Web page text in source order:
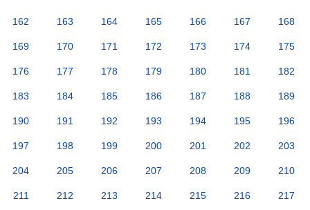
162 163 164 165 166 167 168
169 170 171 172 173 174 175
176 177 178 179 180 181 182
183 184 185 186 187 188 189
190 191 192 193 194 195 196
197 198 199 200 201 202 203
204 205 206 207 208 209 210
211 212 213 214 215 216 217